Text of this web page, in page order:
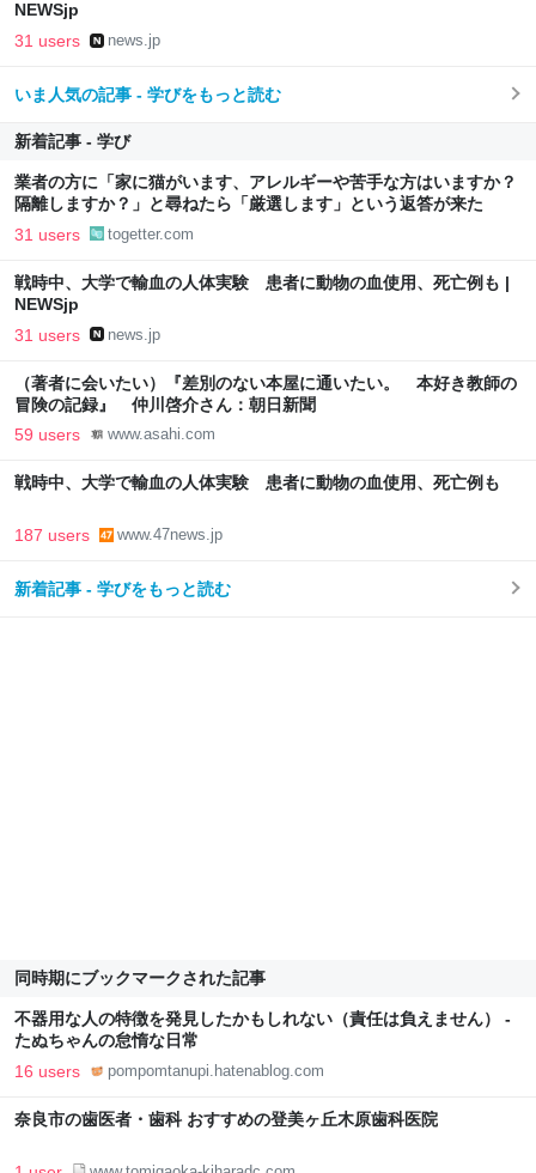
NEWSjp
31 users news.jp
いま人気の記事 - 学びをもっと読む
新着記事 - 学び
業者の方に「家に猫がいます、アレルギーや苦手な方はいますか？
隔離しますか？」と尋ねたら「厳選します」という返答が来た
31 users togetter.com
戦時中、大学で輸血の人体実験 患者に動物の血使用、死亡例も |
NEWSjp
31 users news.jp
（著者に会いたい）『差別のない本屋に通いたい。 本好き教師の
冒険の記録』 仲川啓介さん：朝日新聞
59 users www.asahi.com
戦時中、大学で輸血の人体実験 患者に動物の血使用、死亡例も
187 users www.47news.jp
新着記事 - 学びをもっと読む
同時期にブックマークされた記事
不器用な人の特徴を発見したかもしれない（責任は負えません） -
たぬちゃんの怠惰な日常
16 users pompomtanupi.hatenablog.com
奈良市の歯医者・歯科 おすすめの登美ヶ丘木原歯科医院